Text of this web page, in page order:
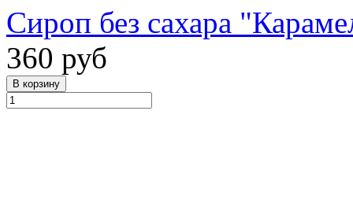
Сироп без сахара
360 руб